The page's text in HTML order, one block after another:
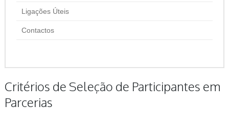
Ligações Úteis
Contactos
Critérios de Seleção de Participantes em
Parcerias